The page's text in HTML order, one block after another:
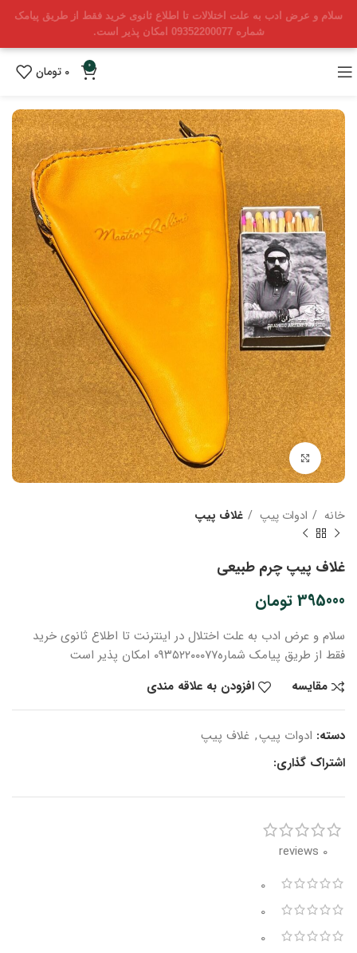
سلام و عرض ادب به علت اختلالات تا اطلاع ثانوی خرید فقط از طریق پیامک
شماره 09352200077 امکان پذیر است.
0
0 تومان
بزرگنمایی تصویر
خانه ادوات پیپ غلاف پیپ
غلاف پیپ چرم طبیعی
395000 تومان
سلام و عرض ادب به علت اختلال در اینترنت تا اطلاع ثانوی خرید
فقط از طریق پیامک شماره۰۹۳۵۲۲۰۰۰۷۷ امکان پذیر است
مقایسه
افزودن به علاقه مندی
دسته: ادوات پیپ, غلاف پیپ
اشتراک گذاری:
0 reviews
0
0
0